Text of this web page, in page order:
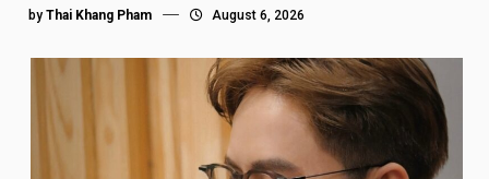
by Thai Khang Pham August 6, 2026